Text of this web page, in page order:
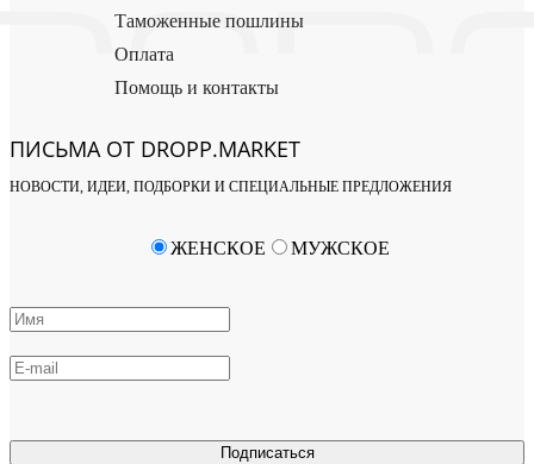
Таможенные пошлины
Оплата
Помощь и контакты
ПИСЬМА ОТ DROPP.MARKET
НОВОСТИ, ИДЕИ, ПОДБОРКИ И СПЕЦИАЛЬНЫЕ ПРЕДЛОЖЕНИЯ
Подписаться
ЖЕНСКОЕ МУЖСКОЕ